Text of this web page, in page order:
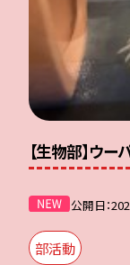
【生物部】ウ
公開日
部活動